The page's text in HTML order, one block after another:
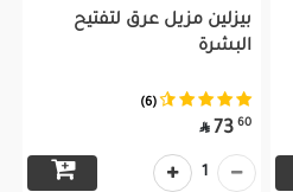
بيزلين مزيل عرق لتفتيح
البشرة
(6)
60
73

1